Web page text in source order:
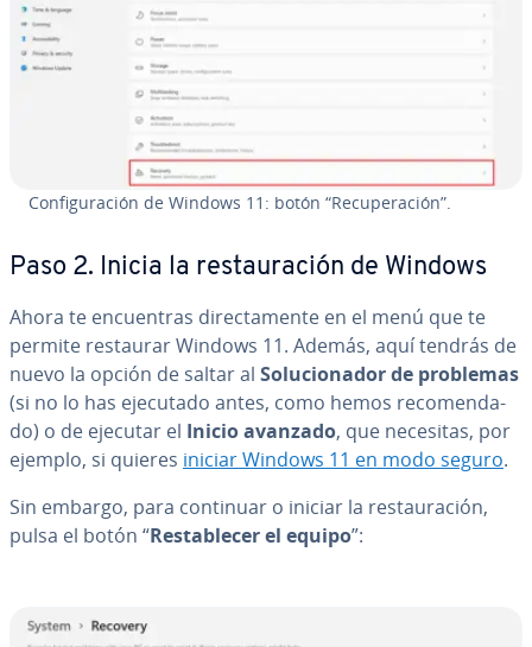
Co­n­fi­gu­ra­ción de Windows 11: botón “Re­cu­pe­ra­ción”.
Paso 2. Inicia la re­s­tau­ra­ción de Windows
Ahora te en­cue­n­tras di­re­c­ta­me­n­te en el menú que te
permite restaurar Windows 11. Además, aquí tendrás de
nuevo la opción de saltar al So­lu­cio­na­dor de problemas
(si no lo has ejecutado antes, como hemos re­co­me­n­da­
do) o de ejecutar el Inicio avanzado, que necesitas, por
ejemplo, si quieres iniciar Windows 11 en modo seguro.
Sin embargo, para continuar o iniciar la re­s­tau­ra­ción,
pulsa el botón “Re­s­ta­ble­cer el equipo”: